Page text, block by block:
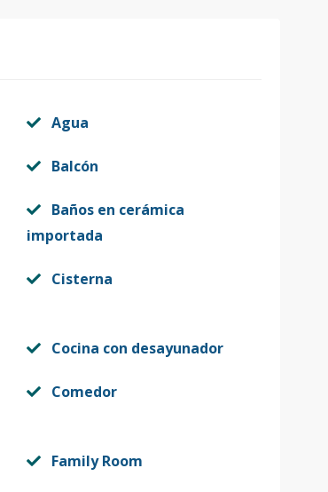
Agua
Balcón
Baños en cerámica
importada
Cisterna
Cocina con desayunador
Comedor
Family Room